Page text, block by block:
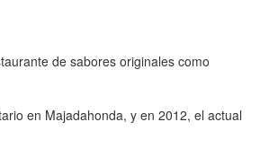
de sabores originales como
en Majadahonda, y en 2012, el actual